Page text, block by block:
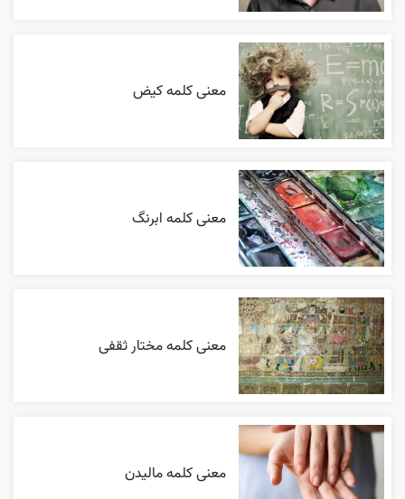
معنی کلمه کیض
معنی کلمه ابرنگ
معنی کلمه مختار ثقفی
معنی کلمه مالیدن